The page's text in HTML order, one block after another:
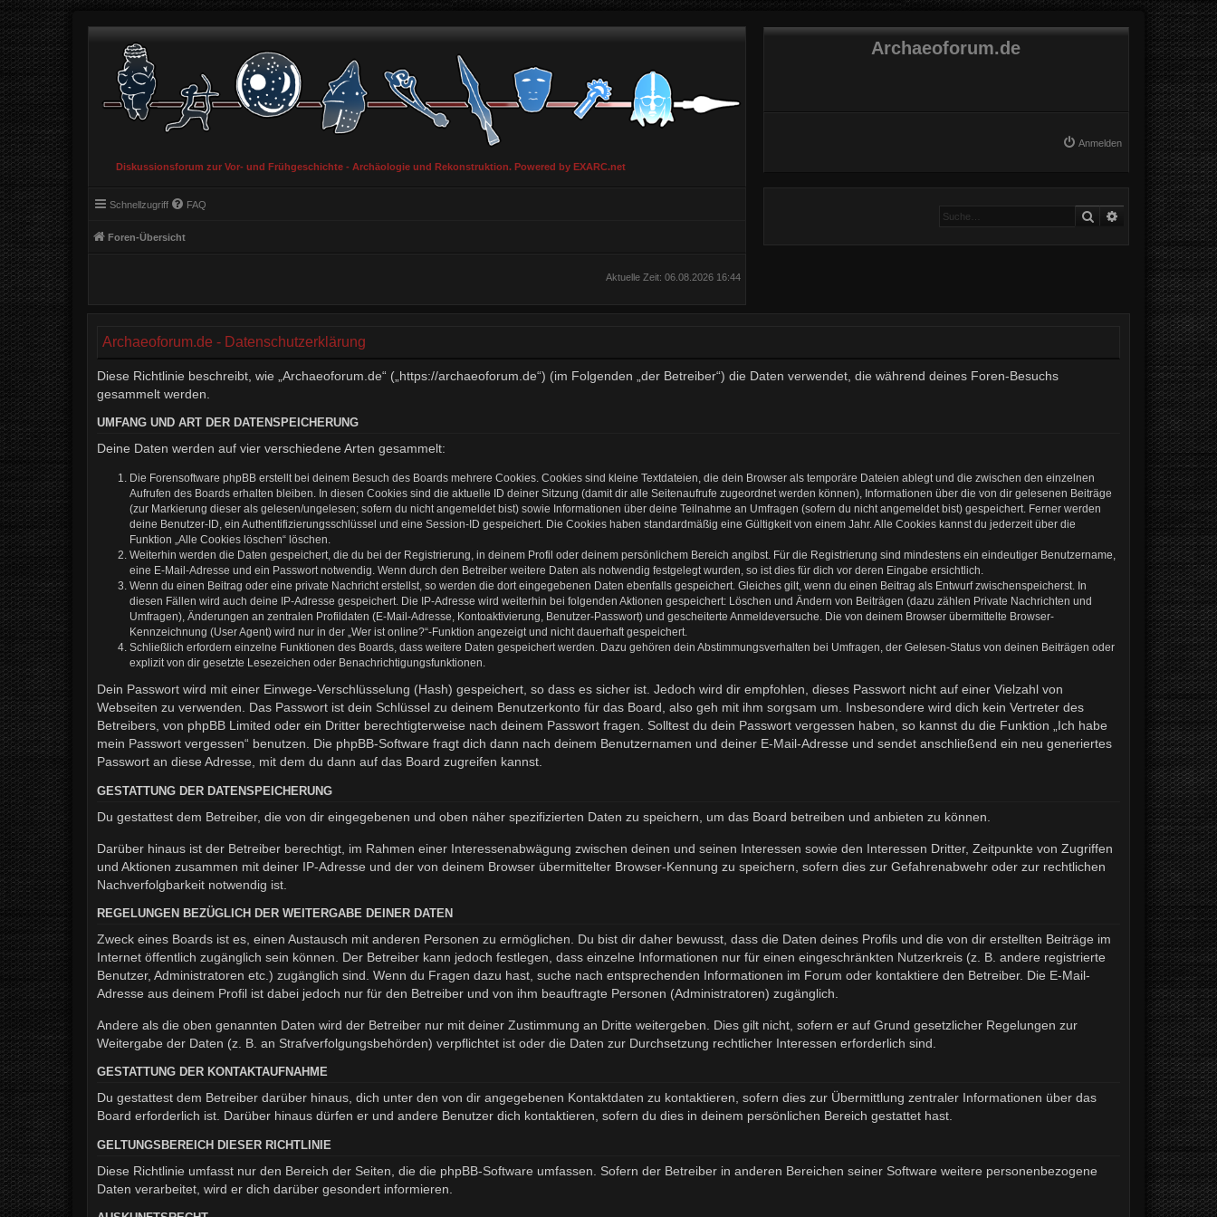
Diskussionsforum zur Vor- und Frühgeschichte - Archäologie und Rekonstruktion. Powered by EXARC.net
Archaeoforum.de
Anmelden
Schnellzugriff FAQ
Foren-Übersicht
Suche Erweiterte Suche
Aktuelle Zeit: 06.08.2026 16:44
Archaeoforum.de - Datenschutzerklärung
Diese Richtlinie beschreibt, wie „Archaeoforum.de“ („https://archaeoforum.de“) (im Folgenden „der Betreiber“) die Daten verwendet, die während deines Foren-Besuchs
gesammelt werden.
UMFANG UND ART DER DATENSPEICHERUNG
Deine Daten werden auf vier verschiedene Arten gesammelt:
Die Forensoftware phpBB erstellt bei deinem Besuch des Boards mehrere Cookies. Cookies sind kleine Textdateien, die dein Browser als temporäre Dateien ablegt und die zwischen den einzelnen
Aufrufen des Boards erhalten bleiben. In diesen Cookies sind die aktuelle ID deiner Sitzung (damit dir alle Seitenaufrufe zugeordnet werden können), Informationen über die von dir gelesenen Beiträge
(zur Markierung dieser als gelesen/ungelesen; sofern du nicht angemeldet bist) sowie Informationen über deine Teilnahme an Umfragen (sofern du nicht angemeldet bist) gespeichert. Ferner werden
deine Benutzer-ID, ein Authentifizierungsschlüssel und eine Session-ID gespeichert. Die Cookies haben standardmäßig eine Gültigkeit von einem Jahr. Alle Cookies kannst du jederzeit über die
Funktion „Alle Cookies löschen“ löschen.
Weiterhin werden die Daten gespeichert, die du bei der Registrierung, in deinem Profil oder deinem persönlichem Bereich angibst. Für die Registrierung sind mindestens ein eindeutiger Benutzername,
eine E-Mail-Adresse und ein Passwort notwendig. Wenn durch den Betreiber weitere Daten als notwendig festgelegt wurden, so ist dies für dich vor deren Eingabe ersichtlich.
Wenn du einen Beitrag oder eine private Nachricht erstellst, so werden die dort eingegebenen Daten ebenfalls gespeichert. Gleiches gilt, wenn du einen Beitrag als Entwurf zwischenspeicherst. In
diesen Fällen wird auch deine IP-Adresse gespeichert. Die IP-Adresse wird weiterhin bei folgenden Aktionen gespeichert: Löschen und Ändern von Beiträgen (dazu zählen Private Nachrichten und
Umfragen), Änderungen an zentralen Profildaten (E-Mail-Adresse, Kontoaktivierung, Benutzer-Passwort) und gescheiterte Anmeldeversuche. Die von deinem Browser übermittelte Browser-
Kennzeichnung (User Agent) wird nur in der „Wer ist online?“-Funktion angezeigt und nicht dauerhaft gespeichert.
Schließlich erfordern einzelne Funktionen des Boards, dass weitere Daten gespeichert werden. Dazu gehören dein Abstimmungsverhalten bei Umfragen, der Gelesen-Status von deinen Beiträgen oder
explizit von dir gesetzte Lesezeichen oder Benachrichtigungsfunktionen.
Dein Passwort wird mit einer Einwege-Verschlüsselung (Hash) gespeichert, so dass es sicher ist. Jedoch wird dir empfohlen, dieses Passwort nicht auf einer Vielzahl von
Webseiten zu verwenden. Das Passwort ist dein Schlüssel zu deinem Benutzerkonto für das Board, also geh mit ihm sorgsam um. Insbesondere wird dich kein Vertreter des
Betreibers, von phpBB Limited oder ein Dritter berechtigterweise nach deinem Passwort fragen. Solltest du dein Passwort vergessen haben, so kannst du die Funktion „Ich habe
mein Passwort vergessen“ benutzen. Die phpBB-Software fragt dich dann nach deinem Benutzernamen und deiner E-Mail-Adresse und sendet anschließend ein neu generiertes
Passwort an diese Adresse, mit dem du dann auf das Board zugreifen kannst.
GESTATTUNG DER DATENSPEICHERUNG
Du gestattest dem Betreiber, die von dir eingegebenen und oben näher spezifizierten Daten zu speichern, um das Board betreiben und anbieten zu können.
Darüber hinaus ist der Betreiber berechtigt, im Rahmen einer Interessenabwägung zwischen deinen und seinen Interessen sowie den Interessen Dritter, Zeitpunkte von Zugriffen
und Aktionen zusammen mit deiner IP-Adresse und der von deinem Browser übermittelter Browser-Kennung zu speichern, sofern dies zur Gefahrenabwehr oder zur rechtlichen
Nachverfolgbarkeit notwendig ist.
REGELUNGEN BEZÜGLICH DER WEITERGABE DEINER DATEN
Zweck eines Boards ist es, einen Austausch mit anderen Personen zu ermöglichen. Du bist dir daher bewusst, dass die Daten deines Profils und die von dir erstellten Beiträge im
Internet öffentlich zugänglich sein können. Der Betreiber kann jedoch festlegen, dass einzelne Informationen nur für einen eingeschränkten Nutzerkreis (z. B. andere registrierte
Benutzer, Administratoren etc.) zugänglich sind. Wenn du Fragen dazu hast, suche nach entsprechenden Informationen im Forum oder kontaktiere den Betreiber. Die E-Mail-
Adresse aus deinem Profil ist dabei jedoch nur für den Betreiber und von ihm beauftragte Personen (Administratoren) zugänglich.
Andere als die oben genannten Daten wird der Betreiber nur mit deiner Zustimmung an Dritte weitergeben. Dies gilt nicht, sofern er auf Grund gesetzlicher Regelungen zur
Weitergabe der Daten (z. B. an Strafverfolgungsbehörden) verpflichtet ist oder die Daten zur Durchsetzung rechtlicher Interessen erforderlich sind.
GESTATTUNG DER KONTAKTAUFNAHME
Du gestattest dem Betreiber darüber hinaus, dich unter den von dir angegebenen Kontaktdaten zu kontaktieren, sofern dies zur Übermittlung zentraler Informationen über das
Board erforderlich ist. Darüber hinaus dürfen er und andere Benutzer dich kontaktieren, sofern du dies in deinem persönlichen Bereich gestattet hast.
GELTUNGSBEREICH DIESER RICHTLINIE
Diese Richtlinie umfasst nur den Bereich der Seiten, die die phpBB-Software umfassen. Sofern der Betreiber in anderen Bereichen seiner Software weitere personenbezogene
Daten verarbeitet, wird er dich darüber gesondert informieren.